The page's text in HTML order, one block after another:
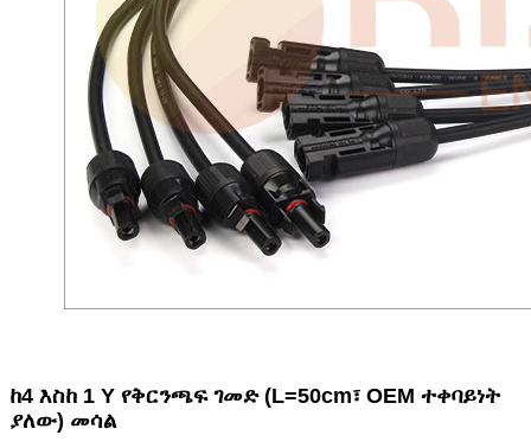
ከ4 እስከ 1 Y የቅርንጫፍ ገመድ (L=50cm፣ OEM ተቀባይነት
ያለው) መሳል